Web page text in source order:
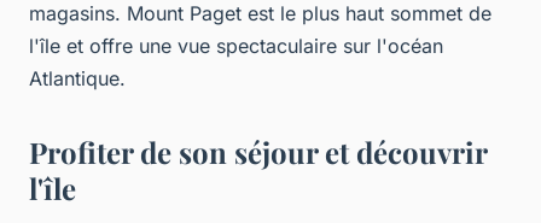
magasins. Mount Paget est le plus haut sommet de
l'île et offre une vue spectaculaire sur l'océan
Atlantique.
Profiter de son séjour et découvrir
l'île